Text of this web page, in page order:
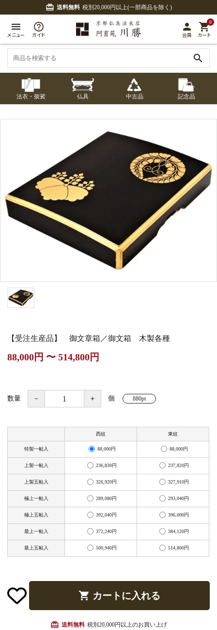
card_giftcard 送料無料 税別20,000円以上(一部商品を除く)
menu
メニュー ガイド
person
会員
0
shopping_cart
カート
search
七条袈裟
色衣・裳附
黒衣・直綴
法衣・袈裟
色衣・裳附
黒衣・直綴 布袍・間衣
白衣・色服 襦袢・裾除け
白帯・足袋 草履・はきもの
コート・雨具
記念品
経本入・念珠入・式
記念品・おつかいも
の
書籍
仏具
卓類・常香盤・礼盤 天蓋・瓔珞・吊金具
灯明具・灯明準備用
品
金香炉・花瓶・火立
土香炉・香炉台・香
盒
仏器・供笥・供物
きん・きん台・鳴物 ご法要用品・箱類
欄間・障子・襖・翠
簾
お手入れ用品
中古品
【受注生産品】 御文章箱／御文箱 木製各種
88,000円 〜 514,800円
数量 － ＋ 個 880pt
西紋 東紋
特製一帖入 88,000円 88,000円
上製一帖入 236,830円 237,820円
上製五帖入 326,920円 327,910円
極上一帖入 289,080円 293,040円
極上五帖入 392,040円 396,000円
最上一帖入 372,240円 384,120円
最上五帖入 500,940円 514,800円
shopping_cart カートに入れる
card_giftcard 送料無料 税別20,000円以上のお買い上げ